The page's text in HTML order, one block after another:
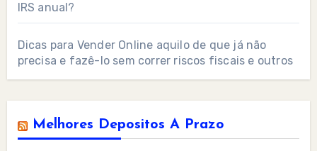
IRS anual?
Dicas para Vender Online aquilo de que já não
precisa e fazê-lo sem correr riscos fiscais e outros
Melhores Depositos A Prazo